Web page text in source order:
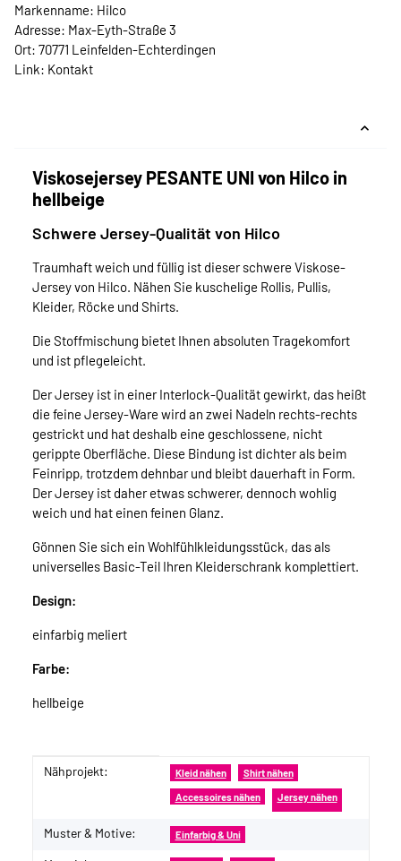
Markenname: Hilco
Adresse: Max-Eyth-Straße 3
Ort: 70771 Leinfelden-Echterdingen
Link: Kontakt
Viskosejersey PESANTE UNI von Hilco in
hellbeige
Schwere Jersey-Qualität von Hilco
Traumhaft weich und füllig ist dieser schwere Viskose-
Jerseyvon Hilco. Nähen Sie kuschelige Rollis, Pullis,
Kleider, Röcke und Shirts.
Die Stoffmischung bietet Ihnen absoluten Tragekomfort
und ist pflegeleicht.
Der Jersey ist in einer Interlock-Qualität gewirkt, das heißt
die feine Jersey-Ware wird an zwei Nadeln rechts-rechts
gestrickt und hat deshalb eine geschlossene, nicht
gerippte Oberfläche. Diese Bindung ist dichter als beim
Feinripp, trotzdem dehnbar und bleibt dauerhaft in Form.
Der Jersey ist daher etwas schwerer, dennoch wohlig
weich und hat einen feinen Glanz.
Gönnen Sie sich ein Wohlfühlkleidungsstück, das als
universelles Basic-Teil Ihren Kleiderschrank komplettiert.
Design:
einfarbig meliert
Farbe:
hellbeige
Produkteigenschaft
Wert
Nähprojekt: Kleid nähen Shirt nähen
Accessoires nähen Jersey nähen
Muster & Motive: Einfarbig & Uni